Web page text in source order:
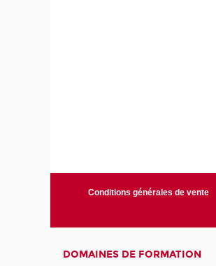
Conditions générales de vente
DOMAINES DE FORMATION